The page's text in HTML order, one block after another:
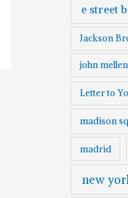
e street
Jackson
john
Letter to
madison
madrid
new